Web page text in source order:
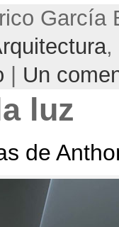
García
,
Un
luz
de